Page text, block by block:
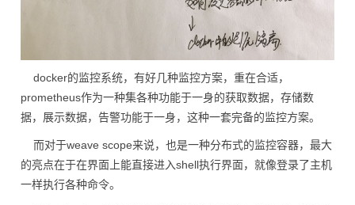
docker的监控系统，有好几种监控方案，重在合适，
prometheus作为一种集各种功能于一身的获取数据，存储数
据，展示数据，告警功能于一身，这种一套完备的监控方案。
而对于weave scope来说，也是一种分布式的监控容器，最大
的亮点在于在界面上能直接进入shell执行界面，就像登录了主机
一样执行各种命令。